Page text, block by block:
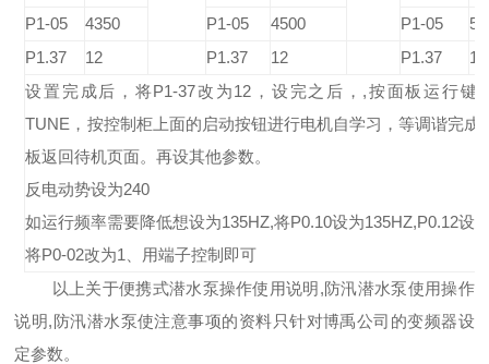
P1-05
4350 P1-05 4500 P1-05
P1.37
12 P1.37 12 P1.37
12
设置完成后，将P1-37改为12，设完之后，,按面板运行键
TUNE，按控制柜上面的启动按钮进行电机自学习，等调谐完成
板返回待机页面。再设其他参数。
反电动势设为240
如运行频率需要降低想设为135HZ,将P0.10设为135HZ,P0.12设
将P0-02改为1、用端子控制即可
以上关于便携式潜水泵操作使用说明,防汛潜水泵使用操作
说明,防汛潜水泵使注意事项的资料只针对博禹公司的变频器设
定参数。